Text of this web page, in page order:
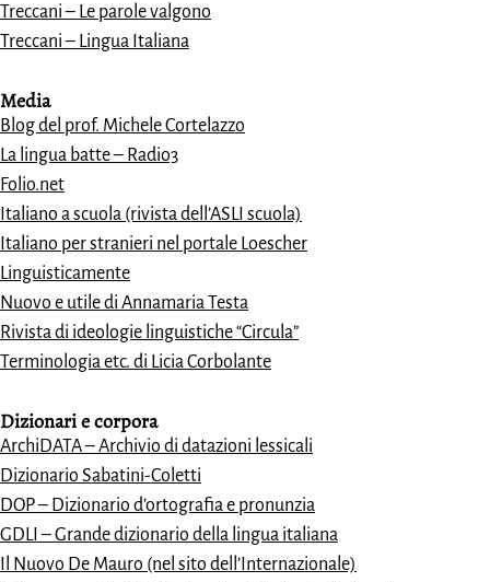
Treccani – Le parole valgono
Treccani – Lingua Italiana
Media
Blog del prof. Michele Cortelazzo
La lingua batte – Radio3
Folio.net
Italiano a scuola (rivista dell’ASLI scuola)
Italiano per stranieri nel portale Loescher
Linguisticamente
Nuovo e utile di Annamaria Testa
Rivista di ideologie linguistiche “Circula”
Terminologia etc. di Licia Corbolante
Dizionari ecorpora
ArchiDATA – Archivio di datazioni lessicali
Dizionario Sabatini-Coletti
DOP – Dizionario d’ortografia e pronunzia
GDLI – Grande dizionario della lingua italiana
Il Nuovo De Mauro (nel sito dell’Internazionale)